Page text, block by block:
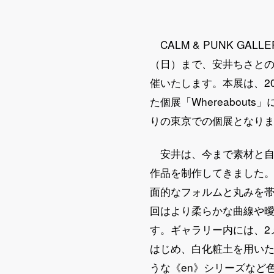
CALM & PUNK
（日）まで、安井ちさ
催いたします。本展は、
た個展「Whereabouts」
りの東京での個展となり
安井は、今まで素材と
作品を制作してきました
面的なフォルムと丸みを
回はより柔らかな曲線や
す。ギャラリー内には、
はじめ、白化粧土を用い
うな《en》シリーズなど